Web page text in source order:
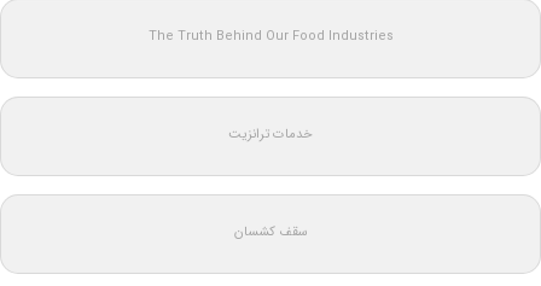
The Truth Behind Our Food Industries
خدمات ترانزیت
سقف کشسان